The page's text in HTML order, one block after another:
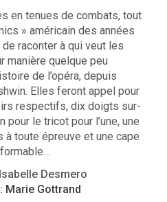
en tenues de combats, tout
» américain des années
raconter à qui veut les
manière quelque peu
de l’opéra, depuis
Elles feront appel pour
respectifs, dix doigts sur-
pour le tricot pour l’une, une
toute épreuve et une cape
Desmero
Marie Gottrand